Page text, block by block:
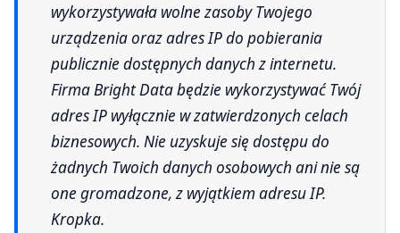
wykorzystywała wolne zasoby Twojego
urządzenia oraz adres IP do pobierania
publicznie dostępnych danych z internetu.
Firma Bright Data będzie wykorzystywać Twój
adres IP wyłącznie w zatwierdzonych celach
biznesowych. Nie uzyskuje się dostępu do
żadnych Twoich danych osobowych ani nie są
one gromadzone, z wyjątkiem adresu IP.
Kropka.